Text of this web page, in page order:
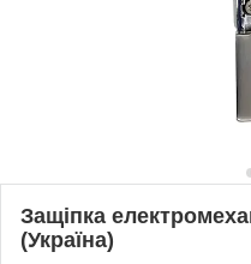
Защіпка
(Україна)